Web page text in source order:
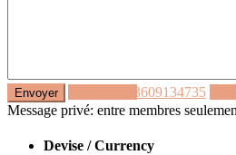
+33609134735
Message privé: entre membres
Devise / Currency